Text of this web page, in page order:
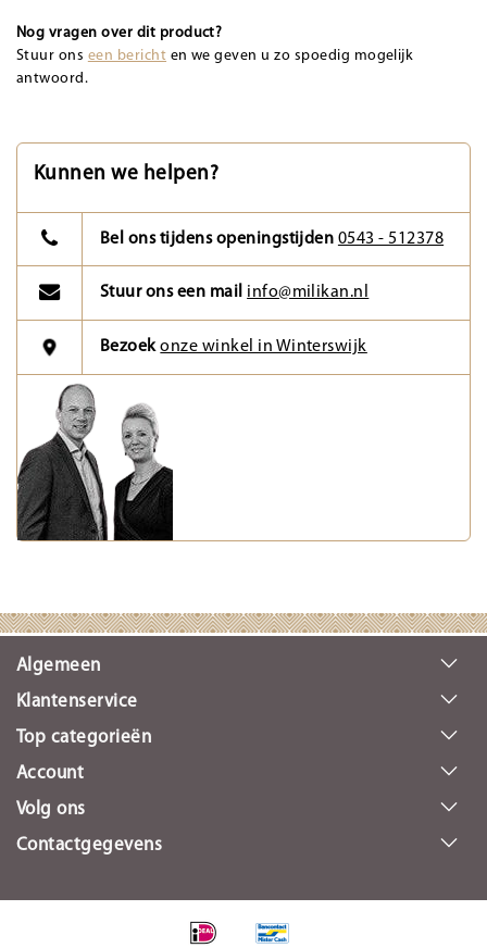
Nog vragen over dit product?
Stuur ons een bericht en we geven u zo spoedig mogelijk
antwoord.
Kunnen we helpen?
Bel ons tijdens openingstijden 0543 - 512378
Stuur ons een mail info@milikan.nl
Bezoekonze winkel in Winterswijk
Algemeen
Klantenservice
Top categorieën
Account
Volg ons
Contactgegevens